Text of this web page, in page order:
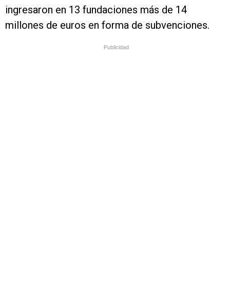
ingresaron en 13 fundaciones más de 14
millones de euros en forma de subvenciones.
Publicidad